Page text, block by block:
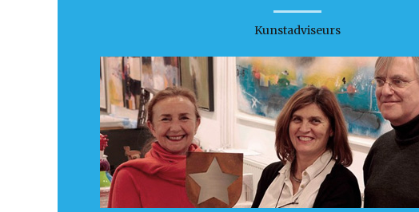
Kunstadviseurs